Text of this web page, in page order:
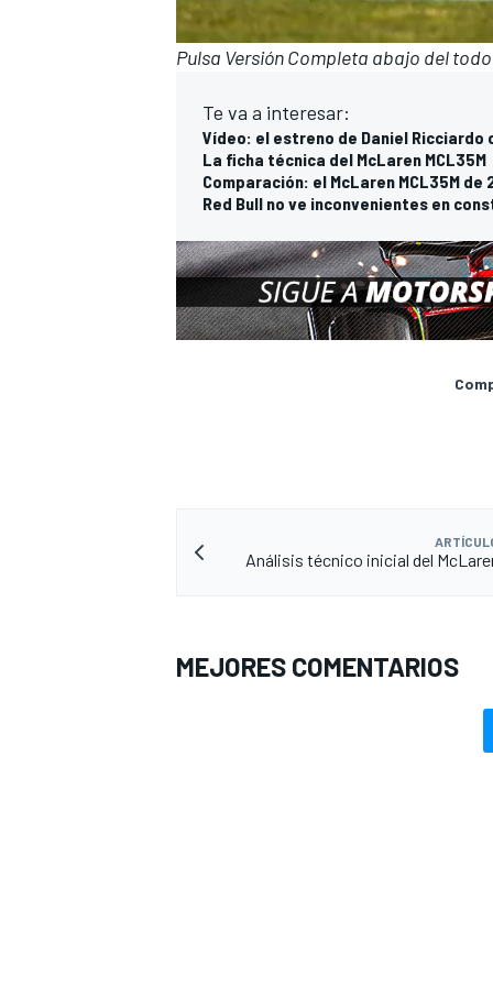
Pulsa Versión Completa abajo del
Te va a interesar:
Vídeo: el estreno de Daniel Ricciardo
La ficha técnica del McLaren MCL35M
Comparación: el McLaren MCL35M de
Red Bull no ve inconvenientes en
Análisis técnico inicial del
MEJORES COMENTARIOS